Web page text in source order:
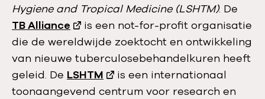
Hygiene and Tropical Medicine (LSHTM). De
TB Alliance
is een not-for-profit organisatie
die de wereldwijde zoektocht en ontwikkeling
van nieuwe tuberculosebehandelkuren heeft
geleid. De LSHTM
is een internationaal
toonaangevend centrum voor research en